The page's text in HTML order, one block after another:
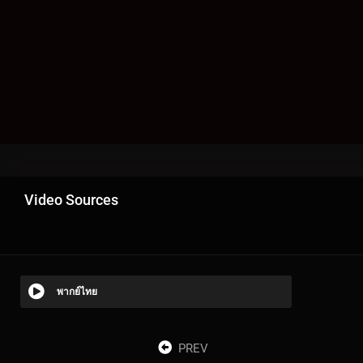
Video Sources
พากย์ไทย
PREV